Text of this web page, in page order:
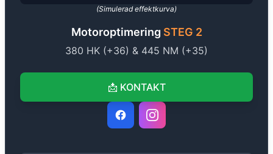
(Simulerad effektkurva)
Motoroptimering STEG 2
380 HK (+36) & 445 NM (+35)
📩 KONTAKT